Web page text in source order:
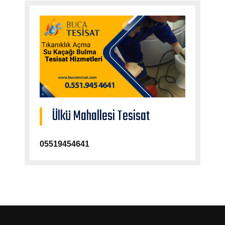
Ülkü Mahallesi Tesisat
05519454641